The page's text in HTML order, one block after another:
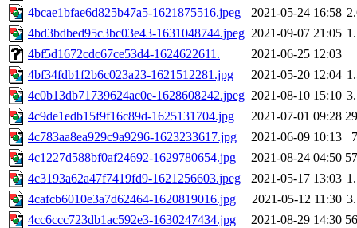
4bcae1bfae6d825b47a5-1621875516.jpeg
2021-05-24 16:58
4bd3bdbed95c3bc03e43-1631048744.jpeg 2021-09-07 21:05
4bf5d1672cdc67ce53d4-1624622611.
2021-06-25 12:03
4bf34fdb1f2b6c023a23-1621512281.jpg
2021-05-20 12:04
4c0b13db71739624ac0e-1628608242.jpeg 2021-08-10 15:10
4c9de1edb15f9f16c89d-1625131704.jpg
2021-07-01 09:28
4c783aa8ea929c9a9296-1623233617.jpg
2021-06-09 10:13
4c1227d588bf0af24692-1629780654.jpg
2021-08-24 04:50
4c3193a62a47f7419fd9-1621256603.jpeg
2021-05-17 13:03
4cafcb6010e3a7d62464-1620819016.jpg
2021-05-12 11:30
4cc6ccc723db1ac592e3-1630247434.jpg
2021-08-29 14:30